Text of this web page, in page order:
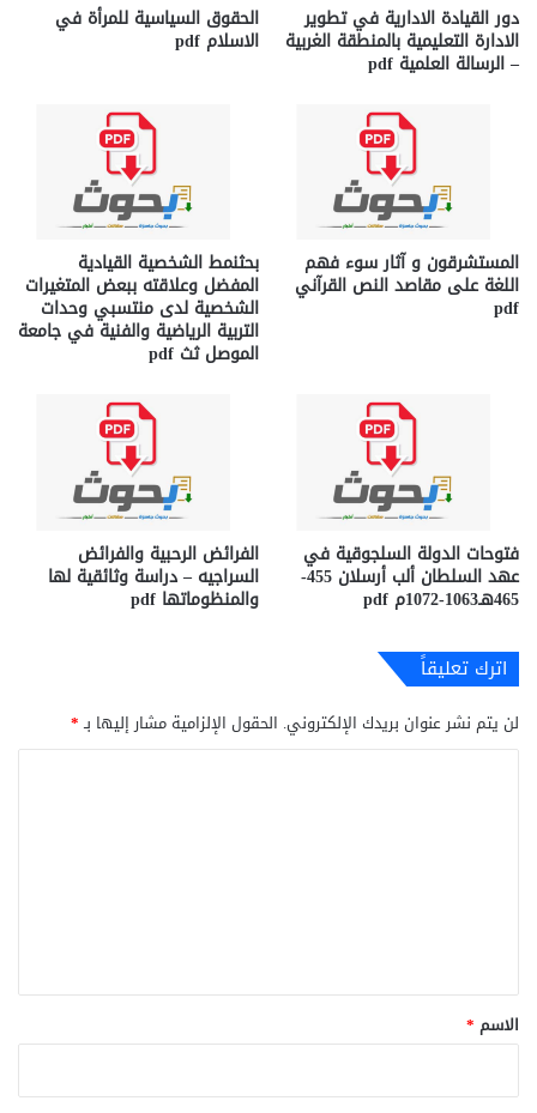
دور القيادة الادارية في تطوير
الادارة التعليمية بالمنطقة الغربية
– الرسالة العلمية pdf
الحقوق السياسية للمرأة في
الاسلام pdf
المستشرقون و آثار سوء فهم
اللغة على مقاصد النص القرآني
pdf
بحثنمط الشخصية القيادية
المفضل وعلاقته ببعض المتغيرات
الشخصية لدى منتسبي وحدات
التربية الرياضية والفنية في جامعة
الموصل ثث pdf
فتوحات الدولة السلجوقية في
عهد السلطان ألب أرسلان 455-
465هـ1063-1072م pdf
الفرائض الرحبية والفرائض
السراجيه – دراسة وثائقية لها
والمنظوماتها pdf
اترك تعليقاً
لن يتم نشر عنوان بريدك الإلكتروني. الحقول الإلزامية مشار إليها بـ*
*
الاسم *